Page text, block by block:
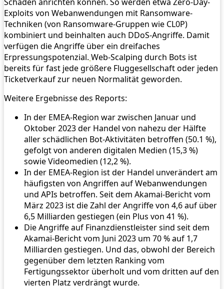
Exploits von Webanwendungen mit Ransomware-
Techniken (von Ransomware-Gruppen wie CL0P)
kombiniert und beinhalten auch DDoS-Angriffe. Damit
verfügen die Angriffe über ein dreifaches
Erpressungspotenzial. Web-Scalping durch Bots ist
bereits für fast jede größere Fluggesellschaft oder jeden
Ticketverkauf zur neuen Normalität geworden.
Weitere Ergebnisse des Reports:
In der EMEA-Region war zwischen Januar und
Oktober 2023 der Handel von nahezu der Hälfte
aller schädlichen Bot-Aktivitäten betroffen (50.1 %),
gefolgt von anderen digitalen Medien (15,3 %)
sowie Videomedien (12,2 %).
In der EMEA-Region ist der Handel unverändert am
häufigsten von Angriffen auf Webanwendungen
und APIs betroffen. Seit dem Akamai-Bericht vom
März 2023 ist die Zahl der Angriffe von 4,6 auf über
6,5 Milliarden gestiegen (ein Plus von 41 %).
Die Angriffe auf Finanzdienstleister sind seit dem
Akamai-Bericht vom Juni 2023 um 70 % auf 1,7
Milliarden gestiegen. Und das, obwohl der Bereich
gegenüber dem letzten Ranking vom
Fertigungssektor überholt und vom dritten auf den
vierten Platz verdrängt wurde.